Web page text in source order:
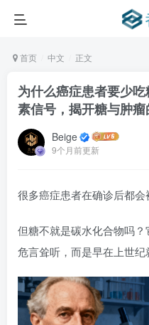
首页 中文 正文
为什么癌症患者要少
素信号，揭开糖与肿
Beige
9个月前更新
很多癌症患者在确诊后都
但糖不就是碳水化合物吗？
危言耸听，而是早在上世纪